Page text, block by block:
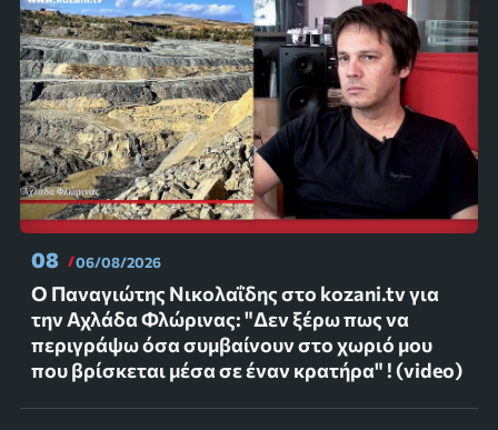
08 06/08/2026
Ο Παναγιώτης Νικολαΐδης στο kozani.tv για
την Αχλάδα Φλώρινας: "Δεν ξέρω πως να
περιγράψω όσα συμβαίνουν στο χωριό μου
που βρίσκεται μέσα σε έναν κρατήρα" ! (video)